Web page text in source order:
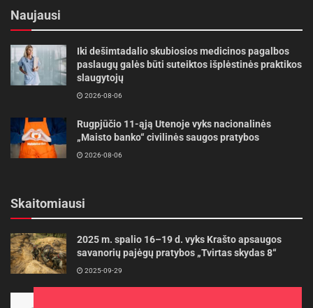
Naujausi
Iki dešimtadalio skubiosios medicinos pagalbos
paslaugų galės būti suteiktos išplėstinės praktikos
slaugytojų
2026-08-06
Rugpjūčio 11-ąją Utenoje vyks nacionalinės
„Maisto banko“ civilinės saugos pratybos
2026-08-06
Skaitomiausi
2025 m. spalio 16–19 d. vyks Krašto apsaugos
savanorių pajėgų pratybos „Tvirtas skydas 8“
2025-09-29